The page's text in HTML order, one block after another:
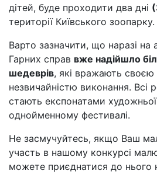
дітей, буде проходити два дні
території Київського зоопарку.
Варто зазначити, що наразі
Гарних справ вже надійшло
шедеврів, які вражають
незвичайністю виконання. Всі
стають експонатами
однойменному фестивалі.
Не засмучуйтесь, якщо Ваш
участь в нашому конкурсі
можете приєднатися до нього